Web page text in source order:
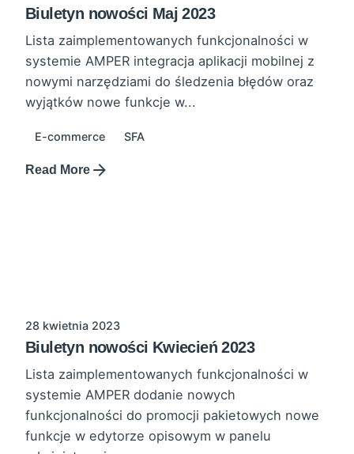
Biuletyn nowości Maj 2023
Lista zaimplementowanych funkcjonalności w
systemie AMPER integracja aplikacji mobilnej z
nowymi narzędziami do śledzenia błędów oraz
wyjątków nowe funkcje w...
E-commerce SFA
Read More
28 kwietnia 2023
Biuletyn nowości Kwiecień 2023
Lista zaimplementowanych funkcjonalności w
systemie AMPER dodanie nowych
funkcjonalności do promocji pakietowych nowe
funkcje w edytorze opisowym w panelu